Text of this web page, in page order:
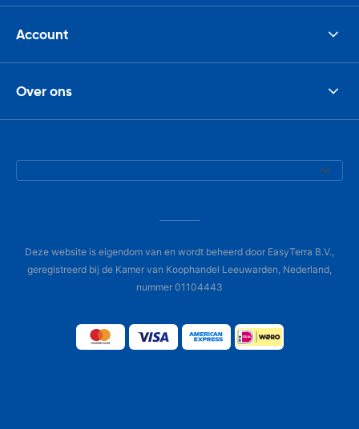
Account
Over ons
Deze website is eigendom van en wordt beheerd door EasyTerra B.V.,
geregistreerd bij de Kamer van Koophandel Leeuwarden, Nederland,
nummer 01104443